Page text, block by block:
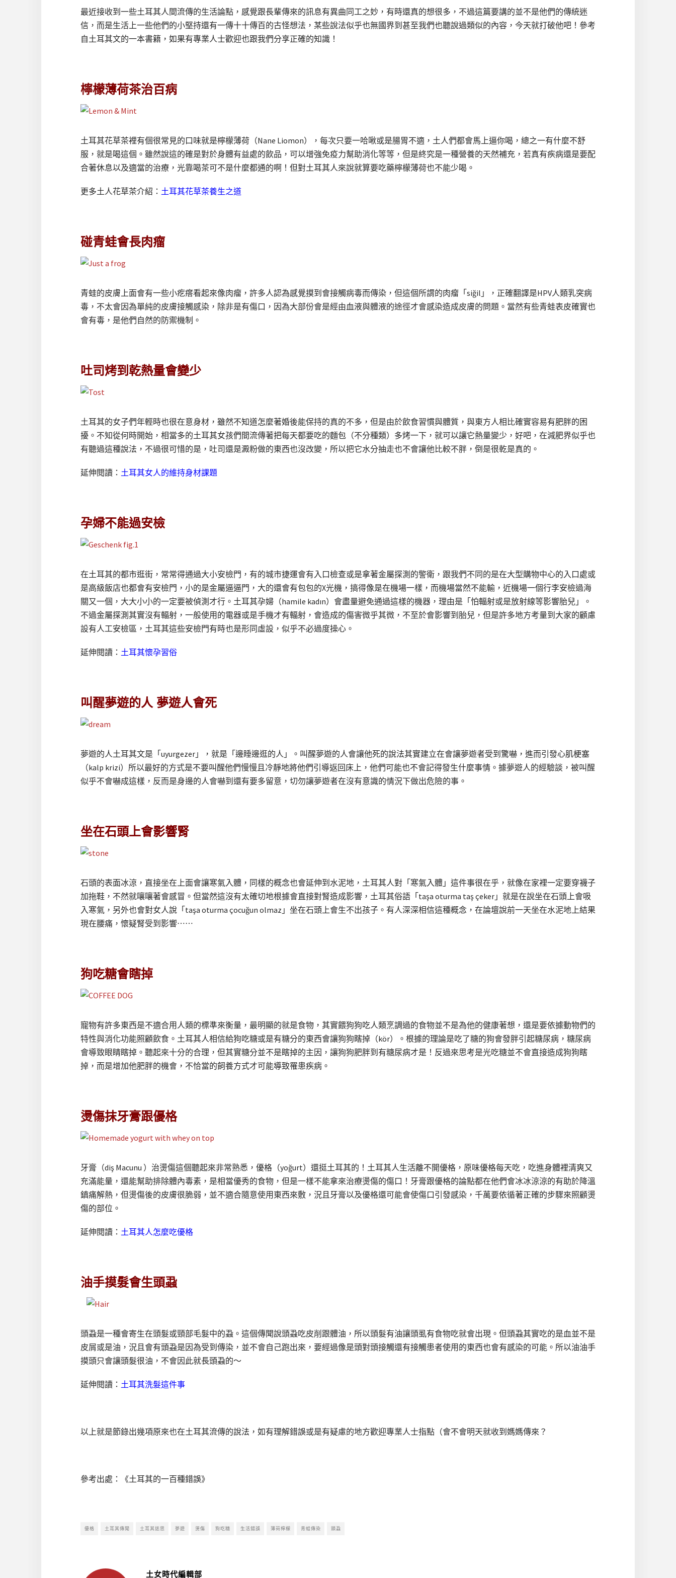
最近接收到一些土耳其人間流傳的生活論點，感覺跟長輩傳來的訊息有異曲同工之妙，有時還真的想很多，不過這篇要講的並不是他們的傳統迷
信，而是生活上一些他們的小堅持還有一傳十十傳百的古怪想法，某些說法似乎也無國界到甚至我們也聽說過類似的內容，今天就打破他吧！參考
自土耳其文的一本書籍，如果有專業人士歡迎也跟我們分享正確的知識！
檸檬薄荷茶治百病
土耳其花草茶裡有個很常見的口味就是檸檬薄荷（Nane Liomon），每次只要一哈啾或是腸胃不適，土人們都會馬上逼你喝，總之一有什麼不舒
服，就是喝這個。雖然說這的確是對於身體有益處的飲品，可以增強免疫力幫助消化等等，但是終究是一種營養的天然補充，若真有疾病還是要配
合著休息以及適當的治療，光靠喝茶可不是什麼都通的啊！但對土耳其人來說就算要吃藥檸檬薄荷也不能少喝。
更多土人花草茶介紹： 土耳其花草茶養生之道
碰青蛙會長肉瘤
青蛙的皮膚上面會有一些小疙瘩看起來像肉瘤，許多人認為感覺摸到會接觸病毒而傳染，但這個所謂的肉瘤「siğil」，正確翻譯是HPV人類乳突病
毒，不太會因為單純的皮膚接觸感染，除非是有傷口，因為大部份會是經由血液與體液的途徑才會感染造成皮膚的問題。當然有些青蛙表皮確實也
會有毒，是他們自然的防禦機制。
吐司烤到乾熱量會變少
土耳其的女子們年輕時也很在意身材，雖然不知道怎麼著婚後能保持的真的不多，但是由於飲食習慣與體質，與東方人相比確實容易有肥胖的困
擾。不知從何時開始，相當多的土耳其女孩們間流傳著把每天都要吃的麵包（不分種類）多烤一下，就可以讓它熱量變少，好吧，在減肥界似乎也
有聽過這種說法，不過很可惜的是，吐司還是澱粉做的東西也沒改變，所以把它水分抽走也不會讓他比較不胖，倒是很乾是真的。
延伸閱讀： 土耳其女人的維持身材課題
孕婦不能過安檢
在土耳其的都市逛街，常常得通過大小安檢門，有的城市捷運會有入口檢查或是拿著金屬探測的警衛，跟我們不同的是在大型購物中心的入口處或
是高級飯店也都會有安檢門，小的是金屬逼逼門，大的還會有包包的X光機，搞得像是在機場一樣，而機場當然不能輸，近機場一個行李安檢過海
關又一個，大大小小的一定要被偵測才行。土耳其孕婦（hamile kadın）會盡量避免通過這樣的機器，理由是「怕輻射或是放射線等影響胎兒」。
不過金屬探測其實沒有輻射，一般使用的電器或是手機才有輻射，會造成的傷害微乎其微，不至於會影響到胎兒，但是許多地方考量到大家的顧慮
設有人工安檢區，土耳其這些安檢門有時也是形同虛設，似乎不必過度操心。
延伸閱讀： 土耳其懷孕習俗
叫醒夢遊的人 夢遊人會死
夢遊的人土耳其文是「uyurgezer」，就是「邊睡邊逛的人」。叫醒夢遊的人會讓他死的說法其實建立在會讓夢遊者受到驚嚇，進而引發心肌梗塞
（kalp krizi）所以最好的方式是不要叫醒他們慢慢且冷靜地將他們引導返回床上，他們可能也不會記得發生什麼事情。據夢遊人的經驗談，被叫醒
似乎不會嚇成這樣，反而是身邊的人會嚇到還有要多留意，切勿讓夢遊者在沒有意識的情況下做出危險的事。
坐在石頭上會影響腎
石頭的表面冰涼，直接坐在上面會讓寒氣入體，同樣的概念也會延伸到水泥地，土耳其人對「寒氣入體」這件事很在乎，就像在家裡一定要穿襪子
加拖鞋，不然就嚷嚷著會感冒。但當然這沒有太確切地根據會直接對腎造成影響，土耳其俗語「taşa oturma taş çeker」就是在說坐在石頭上會吸
入寒氣，另外也會對女人說「taşa oturma çocuğun olmaz」坐在石頭上會生不出孩子。有人深深相信這種概念，在論壇說前一天坐在水泥地上結果
現在腰痛，懷疑腎受到影響⋯⋯
狗吃糖會瞎掉
寵物有許多東西是不適合用人類的標準來衡量，最明顯的就是食物，其實餵狗狗吃人類烹調過的食物並不是為他的健康著想，還是要依據動物們的
特性與消化功能照顧飲食。土耳其人相信給狗吃糖或是有糖分的東西會讓狗狗瞎掉（kör）。根據的理論是吃了糖的狗會發胖引起糖尿病，糖尿病
會導致眼睛瞎掉。聽起來十分的合理，但其實糖分並不是瞎掉的主因，讓狗狗肥胖到有糖尿病才是！反過來思考是光吃糖並不會直接造成狗狗瞎
掉，而是增加他肥胖的機會，不恰當的飼養方式才可能導致罹患疾病。
燙傷抹牙膏跟優格
牙膏（diş Macunu ）治燙傷這個聽起來非常熟悉，優格（yoğurt）還挺土耳其的！土耳其人生活離不開優格，原味優格每天吃，吃進身體裡清爽又
充滿能量，還能幫助排除體內毒素，是相當優秀的食物，但是一樣不能拿來治療燙傷的傷口！牙膏跟優格的論點都在他們會冰冰涼涼的有助於降溫
鎮痛解熱，但燙傷後的皮膚很脆弱，並不適合隨意使用東西來敷，況且牙膏以及優格還可能會使傷口引發感染，千萬要依循著正確的步驟來照顧燙
傷的部位。
延伸閱讀： 土耳其人怎麼吃優格
油手摸髮會生頭蝨
頭蝨是一種會寄生在頭髮或頸部毛髮中的蝨。這個傳聞說頭蝨吃皮削跟體油，所以頭髮有油讓頭虱有食物吃就會出現。但頭蝨其實吃的是血並不是
皮屑或是油，況且會有頭蝨是因為受到傳染，並不會自己跑出來，要經過像是頭對頭接觸還有接觸患者使用的東西也會有感染的可能。所以油油手
摸頭只會讓頭髮很油，不會因此就長頭蝨的～
延伸閱讀： 土耳其洗髮這件事
以上就是節錄出幾項原來也在土耳其流傳的說法，如有理解錯誤或是有疑慮的地方歡迎專業人士指點（會不會明天就收到媽媽傳來？
參考出處：《土耳其的一百種錯誤》
優格 土耳其傳聞 土耳其迷思 夢遊 燙傷 狗吃糖 生活錯誤 薄荷檸檬 青蛙傳染 頭蝨
土女時代編輯部